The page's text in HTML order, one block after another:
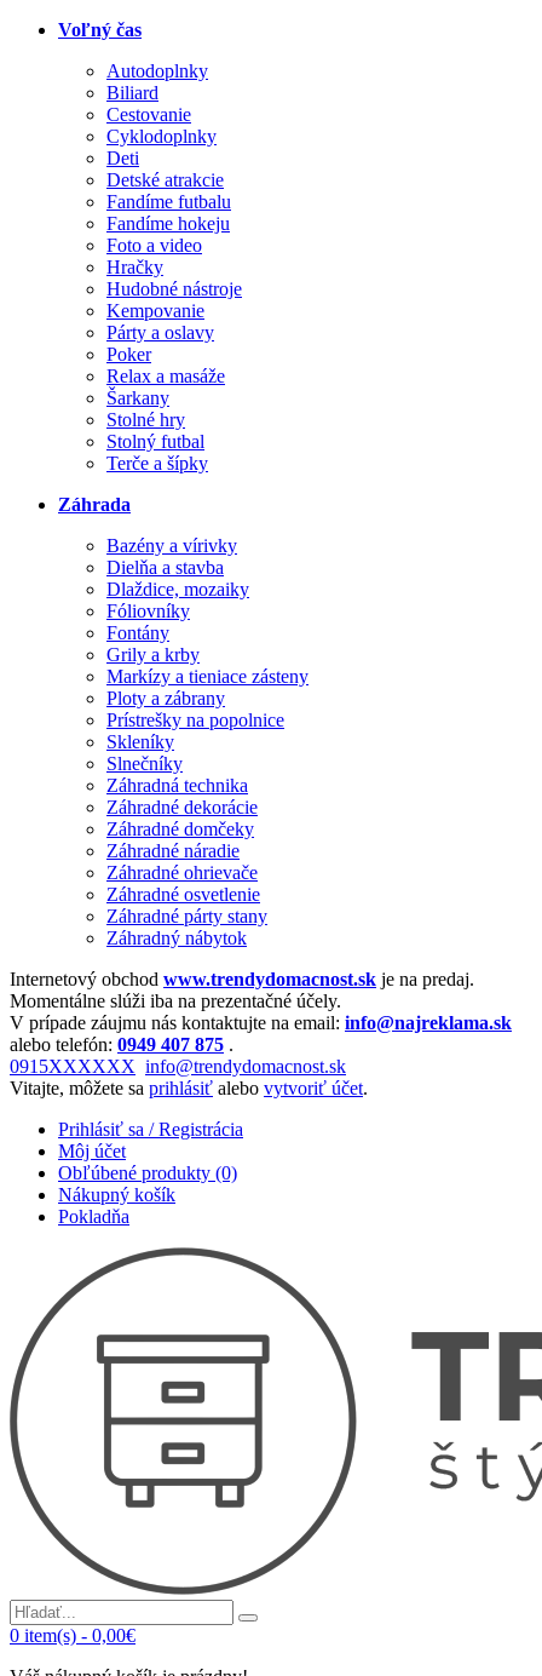
Voľný čas
Autodoplnky
Biliard
Cestovanie
Cyklodoplnky
Deti
Detské atrakcie
Fandíme futbalu
Fandíme hokeju
Foto a video
Hračky
Hudobné nástroje
Kempovanie
Párty a oslavy
Poker
Relax a masáže
Šarkany
Stolné hry
Stolný futbal
Terče a šípky
Záhrada
Bazény a vírivky
Dielňa a stavba
Dlaždice, mozaiky
Fóliovníky
Fontány
Grily a krby
Markízy a tieniace zásteny
Ploty a zábrany
Prístrešky na popolnice
Skleníky
Slnečníky
Záhradná technika
Záhradné dekorácie
Záhradné domčeky
Záhradné náradie
Záhradné ohrievače
Záhradné osvetlenie
Záhradné párty stany
Záhradný nábytok
Internetový obchod www.trendydomacnost.sk je na predaj.
Momentálne slúži iba na prezentačné účely.
V prípade záujmu nás kontaktujte na email: info@najreklama.sk
alebo telefón: 0949 407 875 .
0915XXXXXX info@trendydomacnost.sk
Vitajte, môžete sa prihlásiť alebo vytvoriť účet.
Prihlásiť sa / Registrácia
Môj účet
Obľúbené produkty (0)
Nákupný košík
Pokladňa
0 item(s) - 0,00€